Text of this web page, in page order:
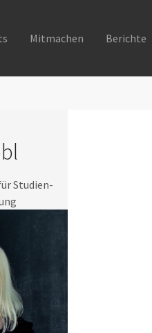
Mitmachen Berichte
Studien-